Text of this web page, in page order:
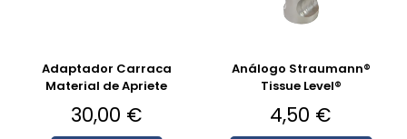
Adaptador Carraca
Material de Apriete
30,00 €
Análogo Straumann®
Tissue Level®
4,50 €